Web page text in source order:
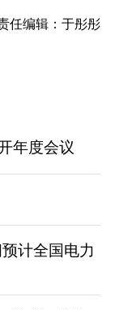
任编辑：于彤彤
年度会议
计全国电力